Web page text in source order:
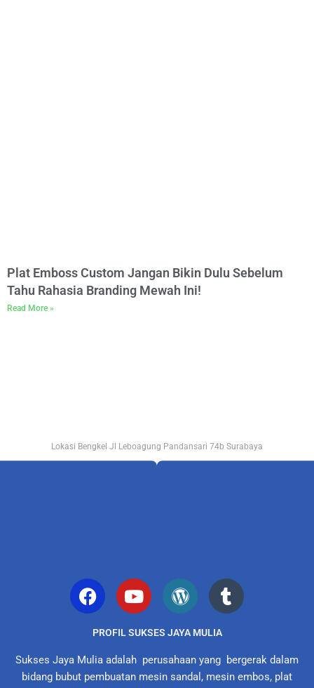
Plat Emboss Custom Jangan Bikin Dulu Sebelum
Tahu Rahasia Branding Mewah Ini!
Read More »
Lokasi Bengkel Jl Leboagung Pandansari 74b Surabaya
PROFIL SUKSES JAYA MULIA
Sukses Jaya Mulia adalah perusahaan yang bergerak dalam
bidang bubut pembuatan mesin sandal, mesin embos, plat